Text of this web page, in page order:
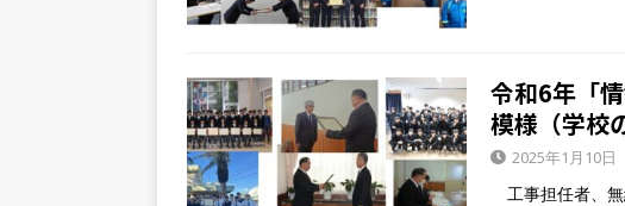
令和6年「
模様（学校
2025年1月10日
工事担任者、